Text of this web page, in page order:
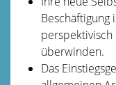
Beschäftigung
überwinden.
Das